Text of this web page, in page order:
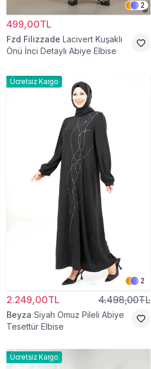
2
499,00TL
Fzd Filizzade Lacivert Kuşaklı
Önü İnci Detaylı Abiye Elbise
Ücretsiz Kargo
2
2.249,00TL 4.498,00TL
Beyza Siyah Omuz Pileli Abiye
Tesettür Elbise
Ücretsiz Kargo